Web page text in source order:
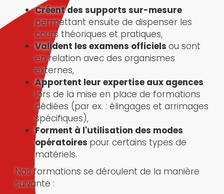
Créent des supports sur-mesure
permettant ensuite de dispenser les
cours théoriques et pratiques,
Valident les examens officiels ou sont
en relation avec des organismes
externes,
Apportent leur expertise aux agences
lors de la mise en place de formations
dédiées (par ex. : élingages et arrimages
spécifiques),
Forment à l'utilisation des modes
opératoires pour certains types de
matériels.
Nos formations se déroulent de la manière
suivante :